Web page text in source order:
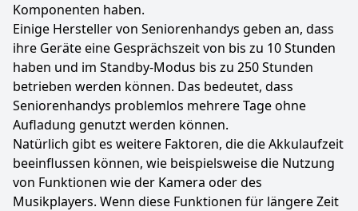
Komponenten haben.
Einige Hersteller von Seniorenhandys geben an, dass
ihre Geräte eine Gesprächszeit von bis zu 10 Stunden
haben und im Standby-Modus bis zu 250 Stunden
betrieben werden können. Das bedeutet, dass
Seniorenhandys problemlos mehrere Tage ohne
Aufladung genutzt werden können.
Natürlich gibt es weitere Faktoren, die die Akkulaufzeit
beeinflussen können, wie beispielsweise die Nutzung
von Funktionen wie der Kamera oder des
Musikplayers. Wenn diese Funktionen für längere Zeit